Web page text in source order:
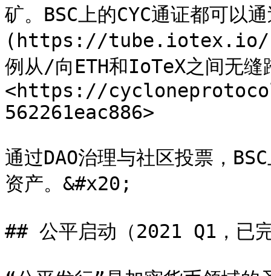
矿。BSC上的CYC通证都可
(https://tube.iotex.io/
例从/向ETH和IoTeX之间无
<https://
562261eac886>
通过DAO治理与社区投票，
资产。&#x20;
## 公平启动（2021 Q1，已